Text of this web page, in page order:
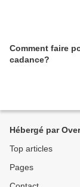
Comment faire
cadance?
Hébergé par
Top articles
Pages